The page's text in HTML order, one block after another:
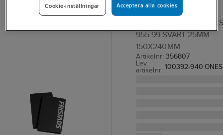
955 KS
KNÄSKYDD FRISTADS
955 99 SVART 25MM
150X240MM
Artikelnr: 356807
Lev.
artikelnr: 100392-940
Acceptera alla cookies
Cookie-inställningar